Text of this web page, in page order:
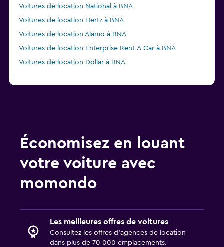
Voitures de location National à BNA
Voitures de location Hertz à BNA
Voitures de location Alamo à BNA
Voitures de location Enterprise Rent-A-Car à BNA
Voitures de location Dollar à BNA
Économisez en louant
votre voiture avec
momondo
Les meilleures offres de voitures
Consultez les offres d’agences de location
dans plus de 70 000 emplacements.